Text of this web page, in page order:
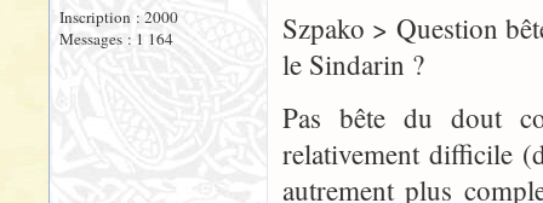
Inscription : 2000
Messages : 1 164
Szpako > Question
le Sindarin ?
Pas bête du dout
relativement difficile
autrement plus